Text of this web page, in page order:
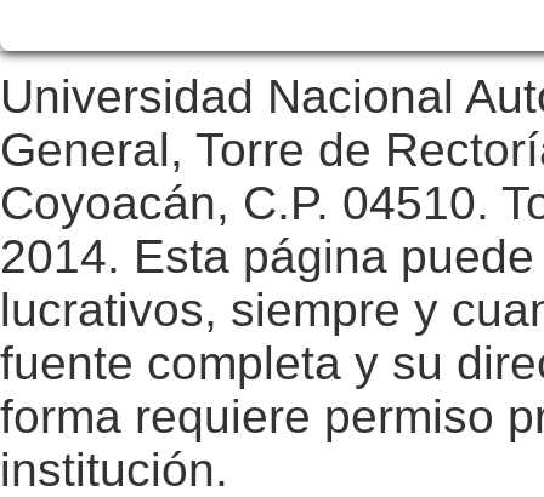
Universidad Nacional
General, Torre de
Coyoacán, C.P. 04510.
2014. Esta página
lucrativos, siempre y
fuente completa y su
forma requiere permiso
institución.